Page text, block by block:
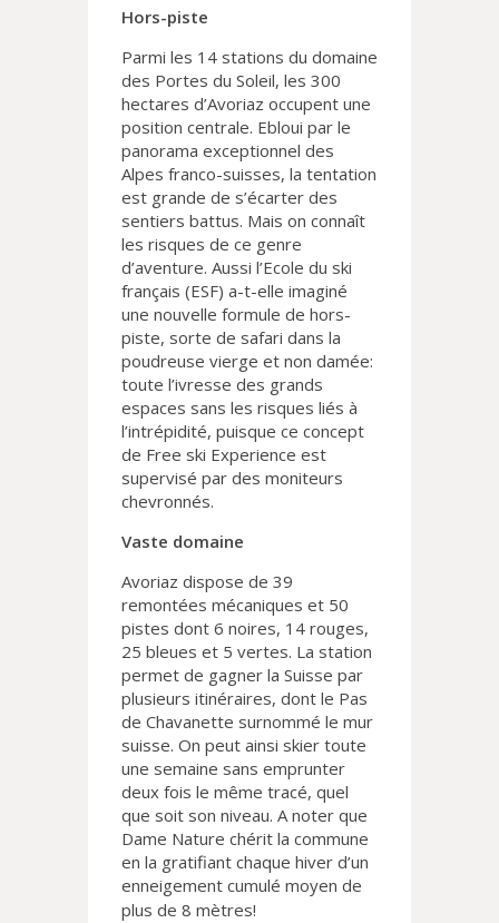
Hors-piste
Parmi les 14 stations du domaine
des Portes du Soleil, les 300
hectares d’Avoriaz occupent une
position centrale. Ebloui par le
panorama exceptionnel des
Alpes franco-suisses, la tentation
est grande de s’écarter des
sentiers battus. Mais on connaît
les risques de ce genre
d’aventure. Aussi l’Ecole du ski
français (ESF) a-t-elle imaginé
une nouvelle formule de hors-
piste, sorte de safari dans la
poudreuse vierge et non damée:
toute l’ivresse des grands
espaces sans les risques liés à
l’intrépidité, puisque ce concept
de Free ski Experience est
supervisé par des moniteurs
chevronnés.
Vaste domaine
Avoriaz dispose de 39
remontées mécaniques et 50
pistes dont 6 noires, 14 rouges,
25 bleues et 5 vertes. La station
permet de gagner la Suisse par
plusieurs itinéraires, dont le Pas
de Chavanette surnommé le mur
suisse. On peut ainsi skier toute
une semaine sans emprunter
deux fois le même tracé, quel
que soit son niveau. A noter que
Dame Nature chérit la commune
en la gratifiant chaque hiver d’un
enneigement cumulé moyen de
plus de 8 mètres!